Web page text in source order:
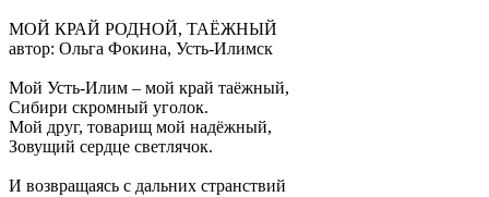
МОЙ КРАЙ РОДНОЙ, ТАЁЖНЫЙ
автор: Ольга Фокина, Усть-Илимск
Мой Усть-Илим – мой край таёжный,
Сибири скромный уголок.
Мой друг, товарищ мой надёжный,
Зовущий сердце светлячок.
И возвращаясь с дальних странствий